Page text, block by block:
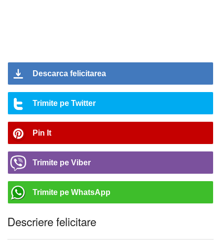
Descarca felicitarea
Trimite pe Twitter
Pin It
Trimite pe Viber
Trimite pe WhatsApp
Descriere felicitare